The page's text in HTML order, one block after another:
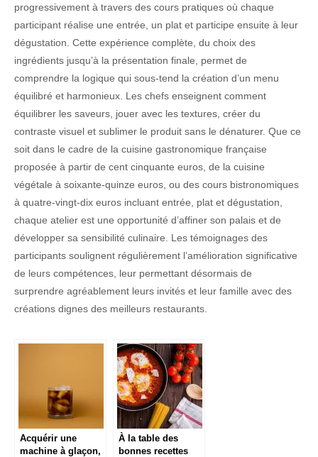
progressivement à travers des cours pratiques où chaque
participant réalise une entrée, un plat et participe ensuite à leur
dégustation. Cette expérience complète, du choix des
ingrédients jusqu’à la présentation finale, permet de
comprendre la logique qui sous-tend la création d’un menu
équilibré et harmonieux. Les chefs enseignent comment
équilibrer les saveurs, jouer avec les textures, créer du
contraste visuel et sublimer le produit sans le dénaturer. Que ce
soit dans le cadre de la cuisine gastronomique française
proposée à partir de cent cinquante euros, de la cuisine
végétale à soixante-quinze euros, ou des cours bistronomiques
à quatre-vingt-dix euros incluant entrée, plat et dégustation,
chaque atelier est une opportunité d’affiner son palais et de
développer sa sensibilité culinaire. Les témoignages des
participants soulignent régulièrement l’amélioration significative
de leurs compétences, leur permettant désormais de
surprendre agréablement leurs invités et leur famille avec des
créations dignes des meilleurs restaurants.
Acquérir une
machine à glaçon,
À la table des
bonnes recettes